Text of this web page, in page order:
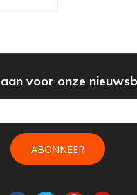
voor onze
ABONNEER